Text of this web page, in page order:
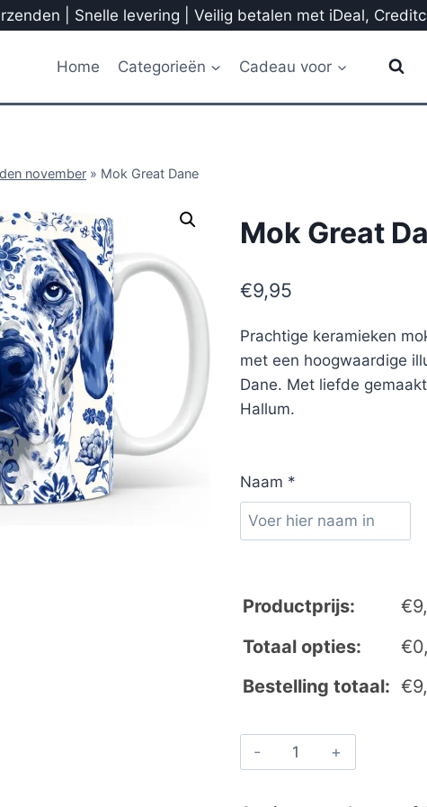
| Snelle levering | Veilig betalen met iDeal,
Home Categorieën Cadeau voor
november » Mok Great Dane
Mok Great
€9,95
Prachtige keramieken
met een hoogwaardige
Dane. Met liefde
Hallum.
Naam *
Productprijs: €
Totaal opties:
€
Bestelling totaal: €